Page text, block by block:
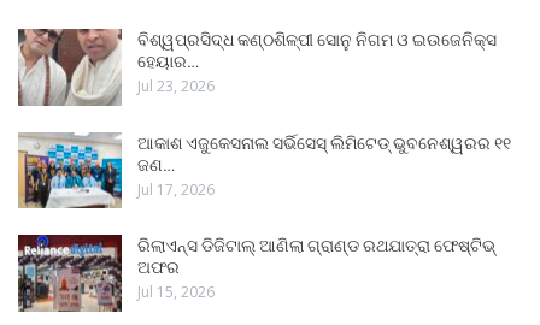
ବିଶ୍ୱପ୍ରସିଦ୍ଧ କଣ୍ଠଶିଳ୍ପୀ ସୋନୁ ନିଗମ ଓ ଇଉଜେନିକ୍ସ
ହେୟାର…
Jul 23, 2026
ଆକାଶ ଏଜୁକେସନାଲ ସର୍ଭିସେସ୍ ଲିମିଟେଡ୍ ଭୁବନେଶ୍ୱରର ୧୧
ଜଣ…
Jul 17, 2026
ରିଲାଏନ୍ସ ଡିଜିଟାଲ୍ ଆଣିଲା ଗ୍ରାଣ୍ଡ ରଥଯାତ୍ରା ଫେଷ୍ଟିଭ୍
ଅଫର
Jul 15, 2026